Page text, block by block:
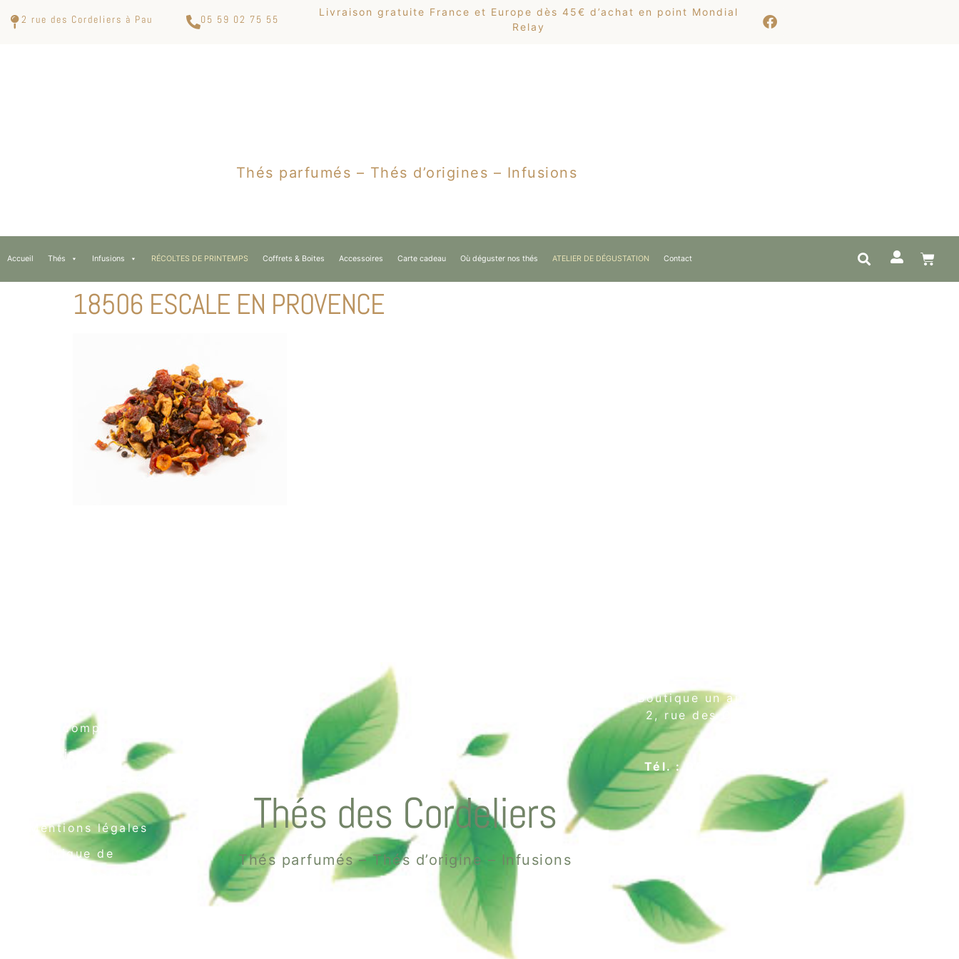
2 rue des Cordeliers à Pau 05 59 02 75 55
Livraison gratuite France et Europe dès 45€ d’achat en point Mondial
Relay
Thés parfumés – Thés d’origines – Infusions
Accueil Thés Infusions RÉCOLTES DE PRINTEMPS Coffrets & Boites Accessoires Carte cadeau Où déguster nos thés ATELIER DE DÉGUSTATION Contact
18506 ESCALE EN PROVENCE
Mon compte
Livraison
Mentions légales
Politique de
Thés des Cordeliers
Thés parfumés – Thés d’origine – Infusions
Boutique un air de thé
2, rue des Cordeliers
Tél. : 05 59 02 75 55